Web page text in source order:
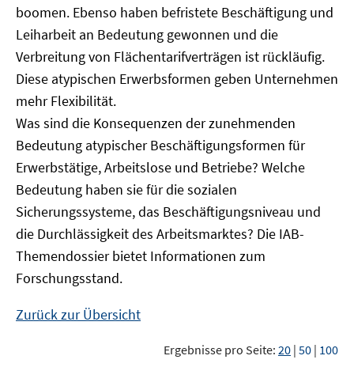
boomen. Ebenso haben befristete Beschäftigung und
Leiharbeit an Bedeutung gewonnen und die
Verbreitung von Flächentarifverträgen ist rückläufig.
Diese atypischen Erwerbsformen geben Unternehmen
mehr Flexibilität.
Was sind die Konsequenzen der zunehmenden
Bedeutung atypischer Beschäftigungsformen für
Erwerbstätige, Arbeitslose und Betriebe? Welche
Bedeutung haben sie für die sozialen
Sicherungssysteme, das Beschäftigungsniveau und
die Durchlässigkeit des Arbeitsmarktes? Die IAB-
Themendossier bietet Informationen zum
Forschungsstand.
Zurück zur Übersicht
Ergebnisse pro Seite: 20 | 50 | 100